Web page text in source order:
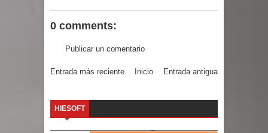
EDENORTE invierte más de 640
millones en siete subestaciones
0 comments:
Publicar un comentario
Entrada más reciente Entrada antigua
Inicio
HIESOFT